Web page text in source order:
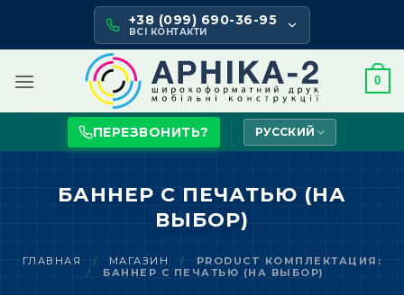
content
+38 (099) 690-36-95
ВСІ КОНТАКТИ
0
ПЕРЕЗВОНИТЬ? РУССКИЙ
БАННЕР С ПЕЧАТЬЮ (НА
ВЫБОР)
ГЛАВНАЯ / МАГАЗИН /
PRODUCT КОМПЛЕКТАЦИЯ:
/
БАННЕР С ПЕЧАТЬЮ (НА ВЫБОР)